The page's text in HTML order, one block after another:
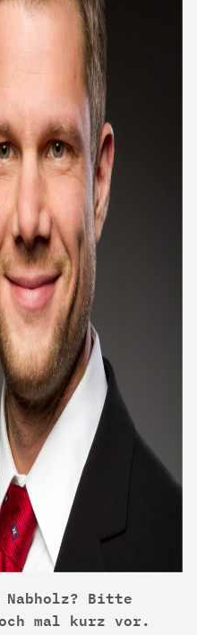
Bitte
mal kurz vor.